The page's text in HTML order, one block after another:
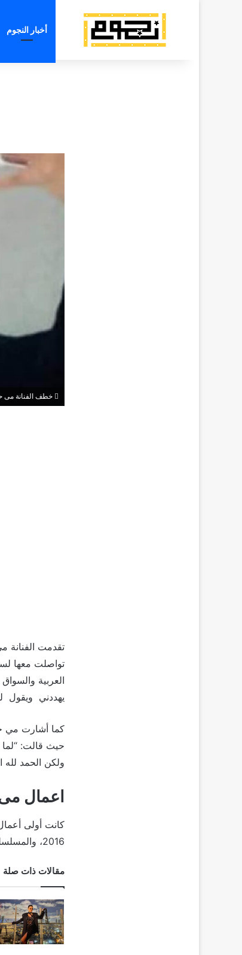
أخبار النجوم
خطف الفنانة
تقدمت
تواصلت معها
العربية
يهددني ويقول
كما أشارت مي
حيث قالت:
ولكن الحمد لله
اعمال
كانت أولى
2016، والمسلسل من بطولة الفنانة زينة وريم البارودي.
مقالات ذات صلة